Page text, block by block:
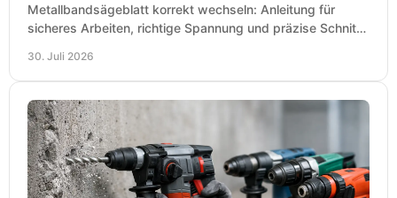
Metallbandsägeblatt korrekt wechseln: Anleitung für
sicheres Arbeiten, richtige Spannung und präzise Schnitte
30. Juli 2026